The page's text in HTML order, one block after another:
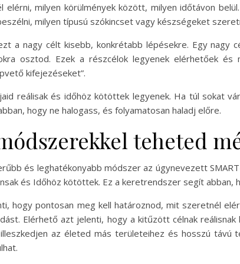
elérni, milyen körülmények között, milyen időtávon
milyen típusú szókincset vagy készségeket
a nagy célt kisebb, konkrétabb lépésekre. Egy
osztod. Ezek a részcélok legyenek elérhetőek
kifejezéseket”.
reálisak és időhöz kötöttek legyenek. Ha túl sokat
hogy ne halogass, és folyamatosan haladj előre.
teheted
és leghatékonyabb módszer az úgynevezett
és Időhöz kötöttek. Ez a keretrendszer segít
hogy pontosan meg kell határoznod, mit szeretnél
Elérhető azt jelenti, hogy a kitűzött célnak
az életed más területeihez és hosszú